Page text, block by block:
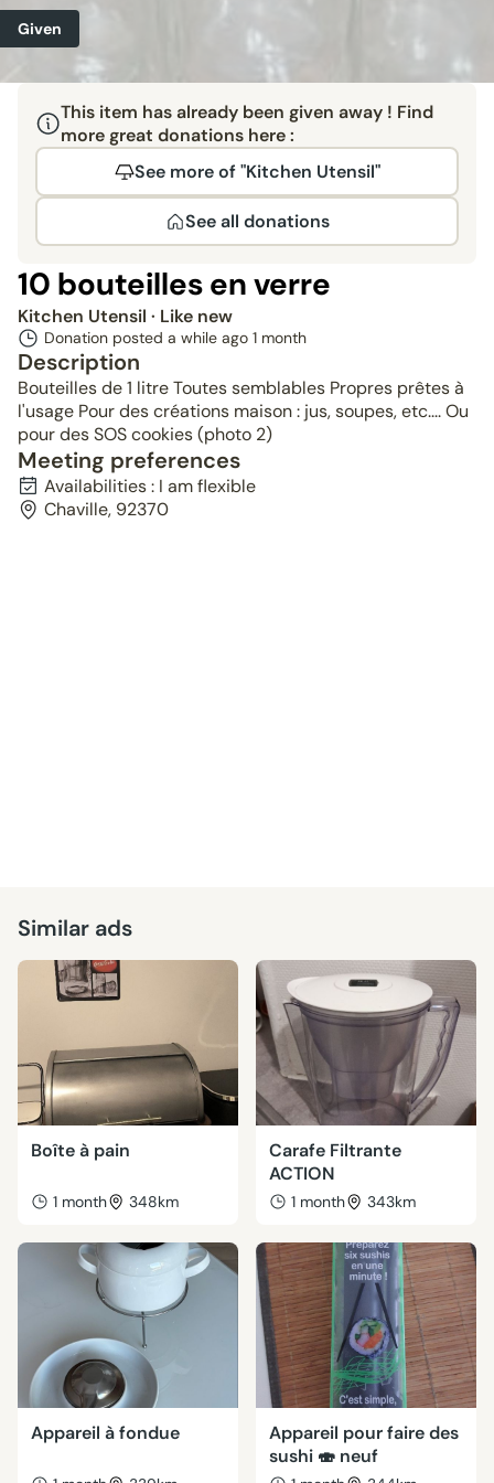
Given
This item has already been given away ! Find
more great donations here :
See more of "Kitchen Utensil"
See all donations
10 bouteilles en verre
Kitchen Utensil · Like new
Donation posted a while ago 1 month
Description
Bouteilles de 1 litre Toutes semblables Propres prêtes à
l'usage Pour des créations maison : jus, soupes, etc.... Ou
pour des SOS cookies (photo 2)
Meeting preferences
Availabilities : I am flexible
Chaville, 92370
Similar ads
Boîte à pain
1 month 348km
Carafe Filtrante
ACTION
1 month 343km
Appareil à fondue
Appareil pour faire des
sushi 🍣 neuf